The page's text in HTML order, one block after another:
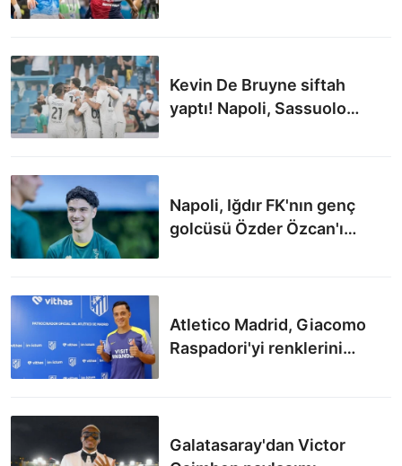
Kevin De Bruyne siftah
yaptı! Napoli, Sassuolo
Napoli, Iğdır FK'nın genç
golcüsü Özder Özcan'ı
Atletico Madrid, Giacomo
Raspadori'yi renklerini
Galatasaray'dan Victor